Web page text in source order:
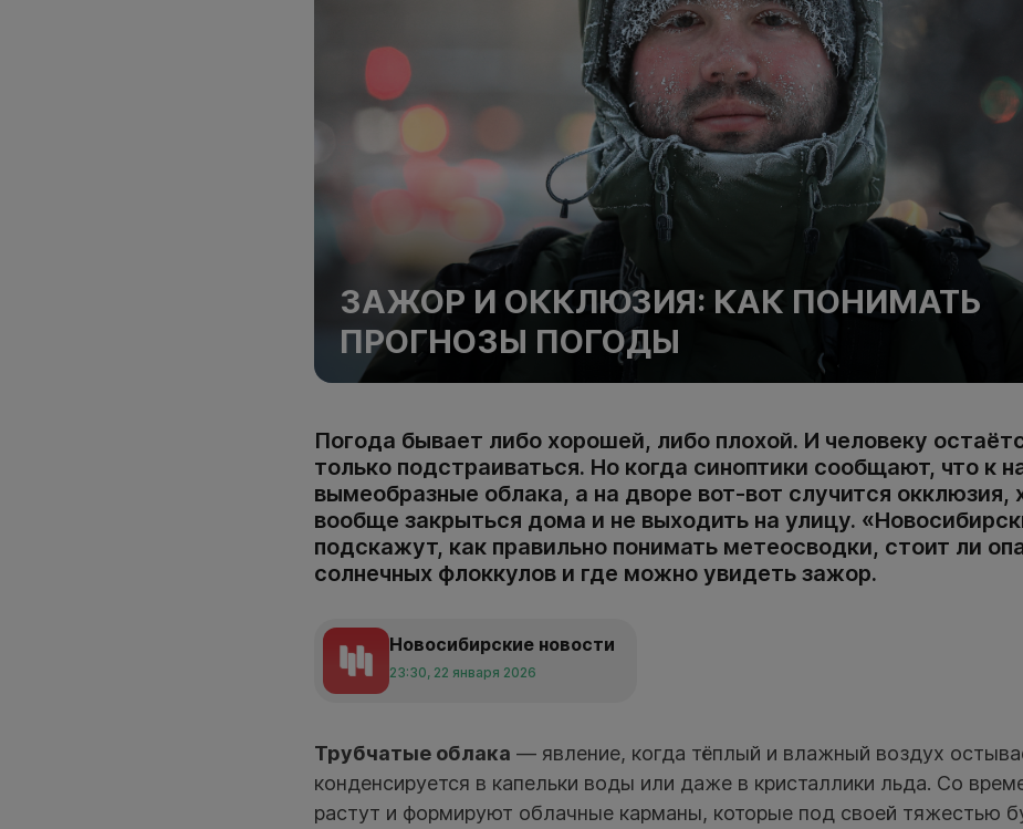
ЗАЖОР И ОККЛЮЗИЯ: КАК ПОНИМАТЬ
ПРОГНОЗЫ ПОГОДЫ
Погода бывает либо хорошей, либо плохой. И человеку
только подстраиваться. Но когда синоптики сообщают, что к
вымеобразные облака, а на дворе вот-вот случится окклюзия,
вообще закрыться дома и не выходить на улицу.
подскажут, как правильно понимать метеосводки, стоит ли
солнечных флоккулов и где можно увидеть зажор.
Новосибирские новости
23:30, 22 января 2026
Трубчатые облака — явление, когда тёплый и влажный воздух
конденсируется в капельки воды или даже в кристаллики льда. Со
растут и формируют облачные карманы, которые под своей тяжестью